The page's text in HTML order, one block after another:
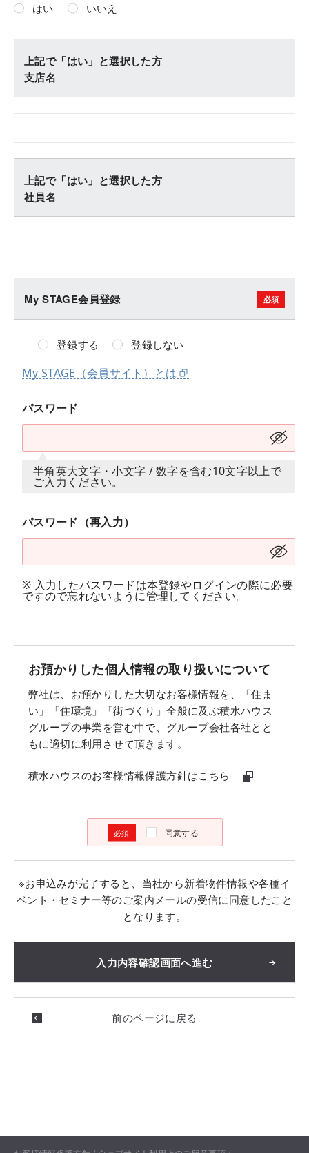
はい いいえ
上記で「はい」と選択した方
支店名
上記で「はい」と選択した方
社員名
My STAGE会員登録
登録する 登録しない
My STAGE（会員サイト）とは
パスワード
半角英大文字・小文字 / 数字を含む10文字以上で
ご入力ください。
パスワード（再入力）
※ 入力したパスワードは本登録やログインの際に必要
ですので忘れないように管理してください。
お預かりした個人情報の取り扱いについて
弊社は、お預かりした大切なお客様情報を、「住ま
い」「住環境」「街づくり」全般に及ぶ積水ハウス
グループの事業を営む中で、グループ会社各社とと
もに適切に利用させて頂きます。
積水ハウスのお客様情報保護方針はこちら
同意する
※お申込みが完了すると、当社から新着物件情報や各種イ
ベント・セミナー等のご案内メールの受信に同意したこと
となります。